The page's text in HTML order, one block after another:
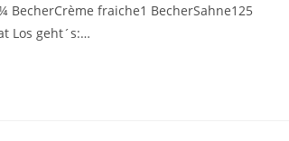
BecherCrème fraiche1 BecherSahne125
Los geht´s:…